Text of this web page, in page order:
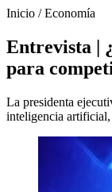
Inicio /Economía
Entrevista |
para
La presidenta
inteligencia